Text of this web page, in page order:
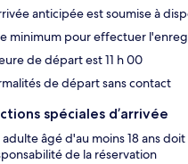
anticipée est soumise à
minimum pour effectuer
de départ est 11 h 00
de départ sans contact
spéciales d’arrivée
adulte âgé d'au moins 18 ans doit
de la réservation